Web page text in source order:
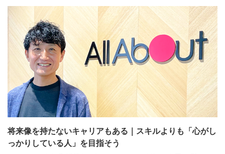
将来像を持たないキャリアもある｜スキルよりも「心がし
っかりしている人」を目指そう